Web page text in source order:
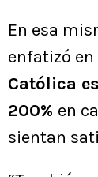
En esa
enfatizó en
Católica
200% en
sientan